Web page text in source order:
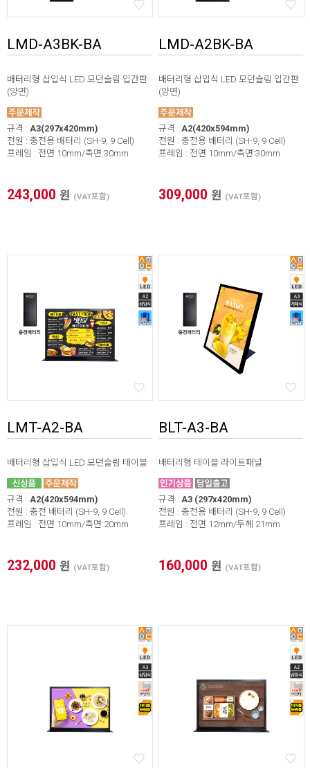
LMD-A3BK-BA
배터리형 삽입식 LED 모던슬림 입간판
(양면)
규격 : A3(297x420mm)
전원 : 충전용 배터리 (SH-9, 9 Cell)
프레임 : 전면 10mm/측면:30mm
243,000 원 (VAT포함)
LMD-A2BK-BA
배터리형 삽입식 LED 모던슬림 입간판
(양면)
규격 : A2(420x594mm)
전원 : 충전용 배터리 (SH-9, 9 Cell)
프레임 : 전면 10mm/측면:30mm
309,000 원 (VAT포함)
LMT-A2-BA
배터리형 삽입식 LED 모던슬림 테이블
규격 : A2(420x594mm)
전원 : 충전 배터리 (SH-9, 9 Cell)
프레임 : 전면 10mm/측면:20mm
232,000 원 (VAT포함)
BLT-A3-BA
배터리형 테이블 라이트패널
규격 : A3 (297x420mm)
전원 : 충전용 배터리 (SH-9, 9 Cell)
프레임 : 전면 12mm/두께 21mm
160,000 원 (VAT포함)